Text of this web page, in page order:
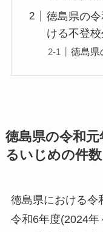
徳島県の
ける不登
徳島県
徳島県の令和
るいじめの件数
徳島県における令
令和6年度(2024